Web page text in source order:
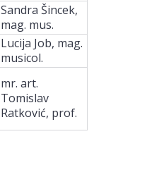
Sandra Šincek,
mag. mus.
Lucija Job, mag.
musicol.
mr. art.
Tomislav
Ratković, prof.